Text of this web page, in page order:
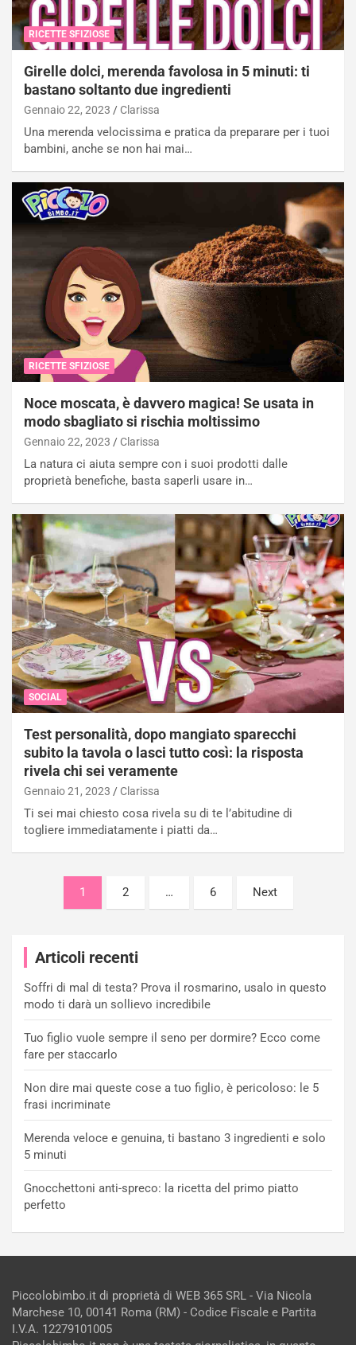
RICETTE SFIZIOSE
Girelle dolci, merenda favolosa in 5 minuti: ti
bastano soltanto due ingredienti
Gennaio 22, 2023 Clarissa
Una merenda velocissima e pratica da preparare per i tuoi
bambini, anche se non hai mai…
RICETTE SFIZIOSE
Noce moscata, è davvero magica! Se usata in
modo sbagliato si rischia moltissimo
Gennaio 22, 2023 Clarissa
La natura ci aiuta sempre con i suoi prodotti dalle
proprietà benefiche, basta saperli usare in…
SOCIAL
Test personalità, dopo mangiato sparecchi
subito la tavola o lasci tutto così: la risposta
rivela chi sei veramente
Gennaio 21, 2023 Clarissa
Ti sei mai chiesto cosa rivela su di te l’abitudine di
togliere immediatamente i piatti da…
Paginazione
1 2 … 6 Next
Articoli recenti
Soffri di mal di testa? Prova il rosmarino, usalo in questo
modo ti darà un sollievo incredibile
Tuo figlio vuole sempre il seno per dormire? Ecco come
fare per staccarlo
Non dire mai queste cose a tuo figlio, è pericoloso: le 5
frasi incriminate
Merenda veloce e genuina, ti bastano 3 ingredienti e solo
5 minuti
Gnocchettoni anti-spreco: la ricetta del primo piatto
perfetto
Piccolobimbo.it di proprietà di WEB 365 SRL - Via Nicola
Marchese 10, 00141 Roma (RM) - Codice Fiscale e Partita
I.V.A. 12279101005